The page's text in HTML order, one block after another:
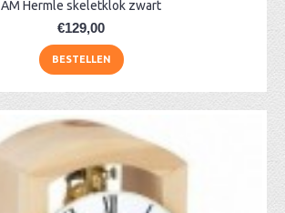
AM Hermle skeletklok zwart
€129,00
BESTELLEN